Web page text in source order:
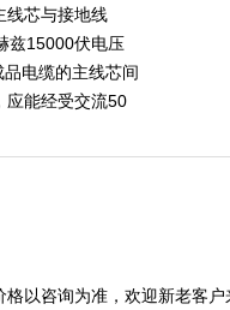
线芯与接地线
兹15000伏电压
电缆的主线芯间
应能经受交流50
格以咨询为准，欢迎新老客